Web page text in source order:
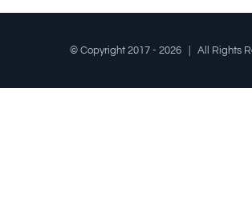
© Copyright 2017 - 2026 | All Rights